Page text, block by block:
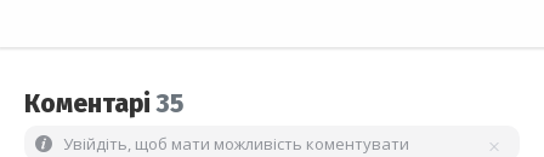
Коментарі35
Увійдіть, щоб мати можливість коментувати